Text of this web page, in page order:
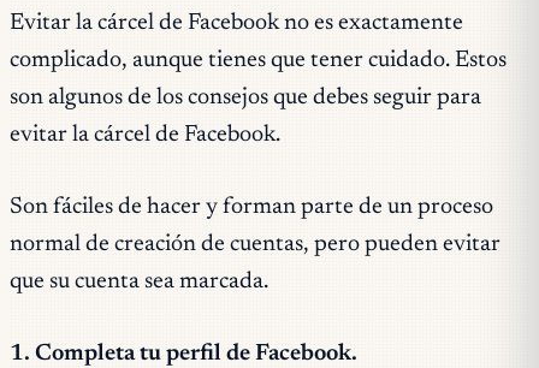
Evitar la cárcel de Facebook no es exactamente
complicado, aunque tienes que tener cuidado. Estos
son algunos de los consejos que debes seguir para
evitar la cárcel de Facebook.
Son fáciles de hacer y forman parte de un proceso
normal de creación de cuentas, pero pueden evitar
que su cuenta sea marcada.
1. Completa tu perfil de Facebook.